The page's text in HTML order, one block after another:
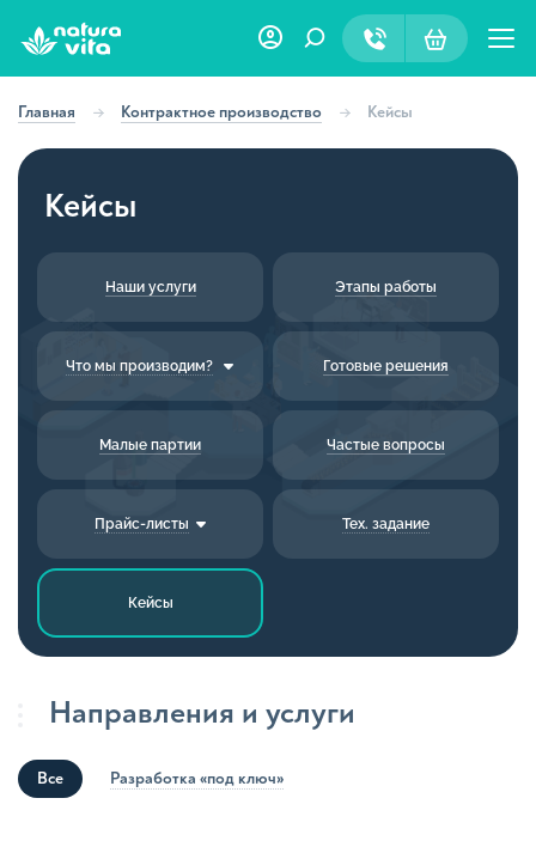
Главная Контрактное производство Кейсы
Кейсы
Наши услуги Этапы работы
Что мы производим? Готовые решения
Малые партии Частые вопросы
Прайс-листы Тех. задание
Кейсы
Направления и услуги
Все Разработка «под ключ»